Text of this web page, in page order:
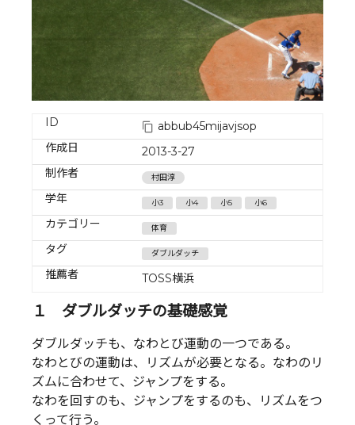
ID
abbub45mijavjsop
作成日
2013-3-27
制作者
村田淳
学年 小3 小4 小5 小6
カテゴリー 体育
タグ ダブルダッチ
推薦者 TOSS横浜
１ ダブルダッチの基礎感覚
ダブルダッチも、なわとび運動の一つである。
なわとびの運動は、リズムが必要となる。なわのリ
ズムに合わせて、ジャンプをする。
なわを回すのも、ジャンプをするのも、リズムをつ
くって行う。